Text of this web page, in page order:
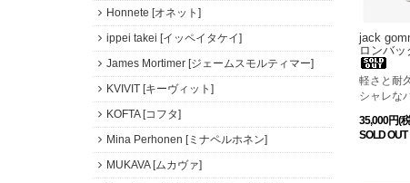
jack
ロンバ
軽さと耐
シャレな
35,000円(
SOLD OUT
Honnete [オネット]
ippei takei [イッペイタケイ]
James Mortimer [ジェームスモルティマー]
KVIVIT [キーヴィット]
KOFTA [コフタ]
Mina Perhonen [ミナペルホネン]
MUKAVA [ムカヴァ]